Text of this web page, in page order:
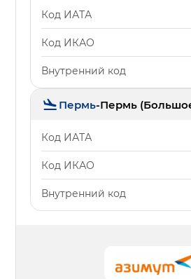
Код ИАТА
Код ИКАО
Внутренний код
Пермь-Пермь
Код ИАТА
Код ИКАО
Внутренний код